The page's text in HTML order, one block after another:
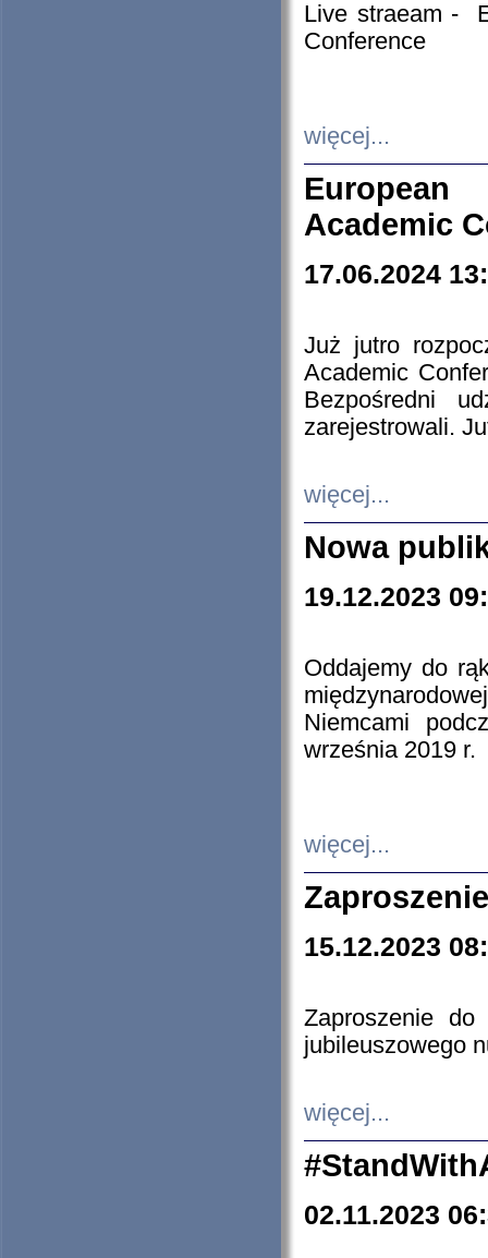
Live straeam -
Conference
więcej...
European
Academic
17.06.2024
Już jutro
Academic
Bezpośredni
zarejestrowali.
więcej...
Nowa
19.12.2023
Oddajemy do
Niemcami
września 2019 r.
więcej...
15.12.2023
Zaproszenie do
jubileuszowego
więcej...
02.11.2023